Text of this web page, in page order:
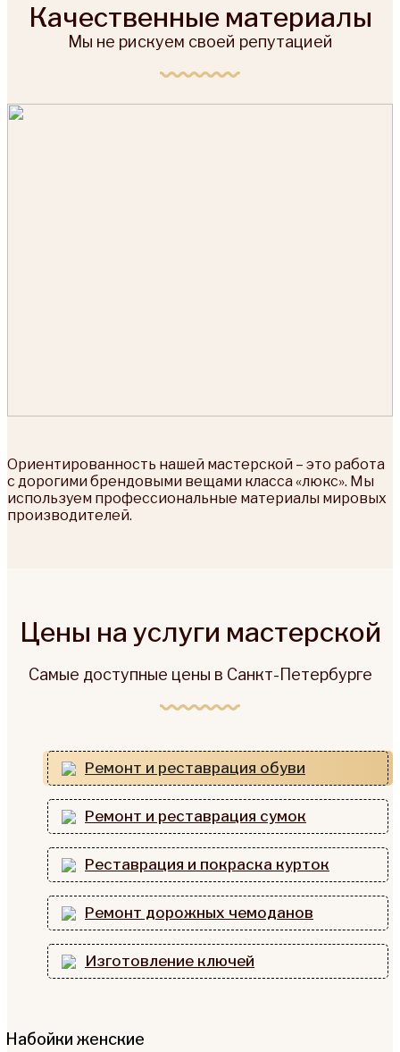
Качественные материалы
Мы не рискуем своей репутацией
Ориентированность нашей мастерской – это работа
с дорогими брендовыми вещами класса «люкс». Мы
используем профессиональные материалы мировых
производителей.
Цены на услуги мастерской
Самые доступные цены в Санкт-Петербурге
Ремонт и реставрация обуви
Ремонт и реставрация сумок
Реставрация и покраска курток
Ремонт дорожных чемоданов
Изготовление ключей
Набойки женские